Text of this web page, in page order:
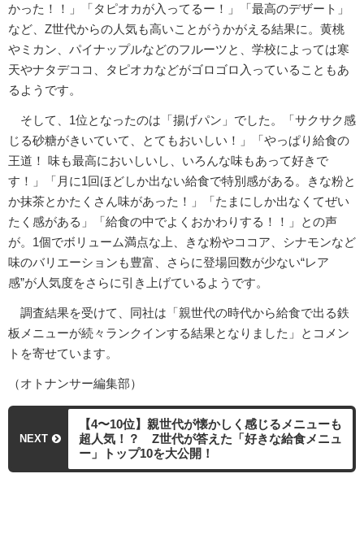
かった！！」「タピオカが入ってるー！」「最高のデザート」
など、Z世代からの人気も高いことがうかがえる結果に。黄桃
やミカン、パイナップルなどのフルーツと、学校によっては寒
天やナタデココ、タピオカなどがゴロゴロ入っていることもあ
るようです。
そして、1位となったのは「揚げパン」でした。「サクサク感
じる砂糖がきいていて、とてもおいしい！」「やっぱり給食の
王道！ 味も最高においしいし、いろんな味もあって好きで
す！」「月に1回ほどしか出ない給食で特別感がある。きな粉と
か抹茶とかたくさん味があった！」「たまにしか出なくてぜい
たく感がある」「給食の中でよくおかわりする！！」との声
が。1個でボリューム満点な上、きな粉やココア、シナモンなど
味のバリエーションも豊富、さらに登場回数が少ない“レア
感”が人気度をさらに引き上げているようです。
調査結果を受けて、同社は「親世代の時代から給食で出る鉄
板メニューが続々ランクインする結果となりました」とコメン
トを寄せています。
（オトナンサー編集部）
NEXT
【4〜10位】親世代が懐かしく感じるメニューも
超人気！？ Z世代が答えた「好きな給食メニュ
ー」トップ10を大公開！